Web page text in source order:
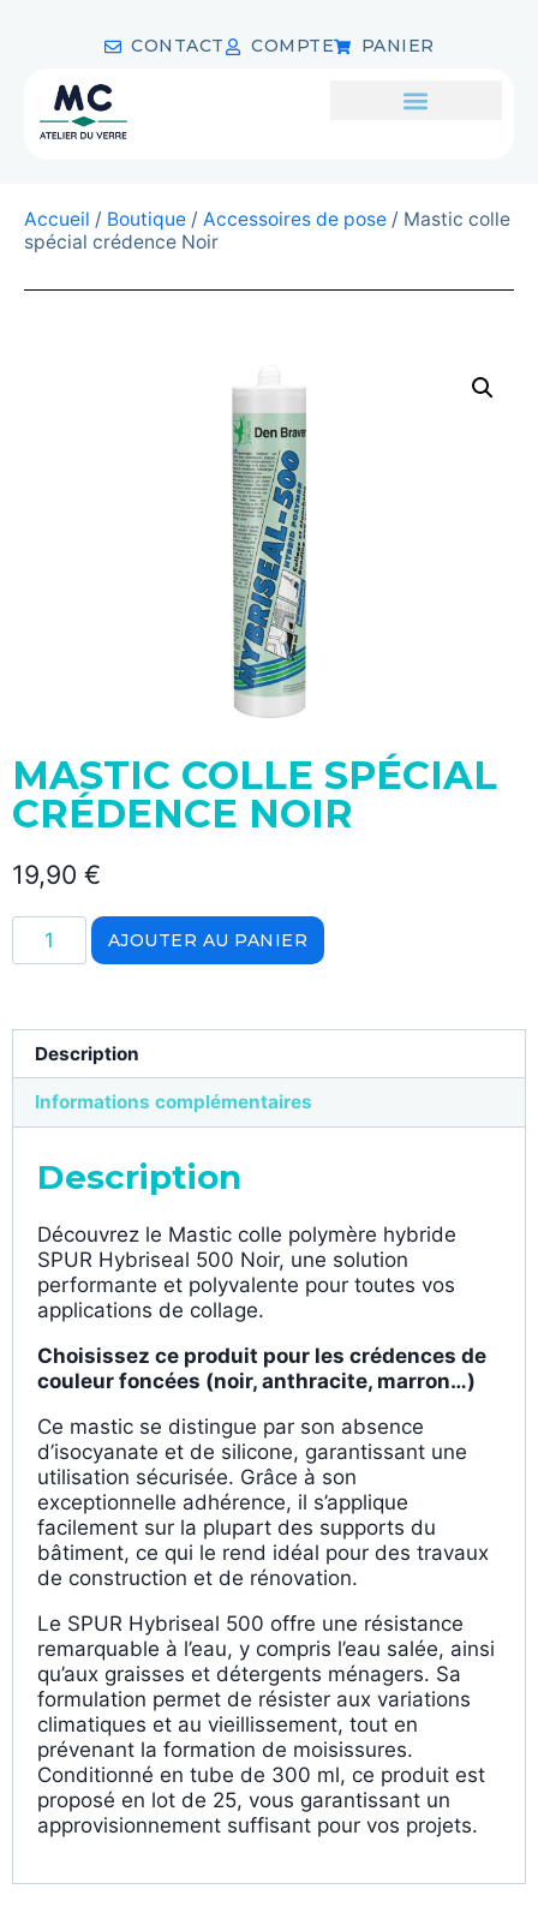
CONTACT COMPTE PANIER
Accueil / Boutique / Accessoires de pose / Mastic colle
spécial crédence Noir
MASTIC COLLE SPÉCIAL
CRÉDENCE NOIR
19,90 €
AJOUTER AU PANIER
Description
Informations complémentaires
Description
Découvrez le Mastic colle polymère hybride
SPUR Hybriseal 500 Noir, une solution
performante et polyvalente pour toutes vos
applications de collage.
Choisissez ce produit pour les crédences de
couleur foncées (noir, anthracite, marron…)
Ce mastic se distingue par son absence
d’isocyanate et de silicone, garantissant une
utilisation sécurisée. Grâce à son
exceptionnelle adhérence, il s’applique
facilement sur la plupart des supports du
bâtiment, ce qui le rend idéal pour des travaux
de construction et de rénovation.
Le SPUR Hybriseal 500 offre une résistance
remarquable à l’eau, y compris l’eau salée, ainsi
qu’aux graisses et détergents ménagers. Sa
formulation permet de résister aux variations
climatiques et au vieillissement, tout en
prévenant la formation de moisissures.
Conditionné en tube de 300 ml, ce produit est
proposé en lot de 25, vous garantissant un
approvisionnement suffisant pour vos projets.